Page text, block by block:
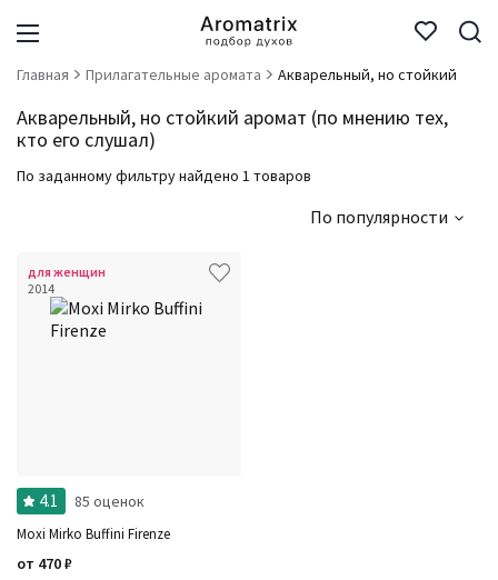
Главная Прилагательные аромата Акварельный, но стойкий
Акварельный, но стойкий аромат (по мнению тех,
кто его слушал)
По заданному фильтру найдено 1 товаров
По популярности
для женщин
2014
4.1 85 оценок
Moxi Mirko Buffini Firenze
от 470₽